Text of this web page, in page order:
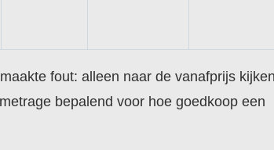
fout: alleen naar de vanafprijs
bepalend voor hoe goedkoop een